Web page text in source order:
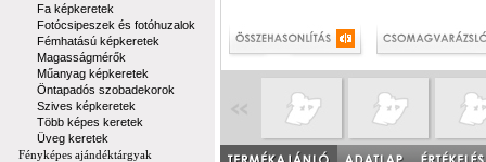
Fa képkeretek
Fotócsipeszek és fotóhuzalok
Fémhatású képkeretek
Magasságmérők
Műanyag képkeretek
Öntapadós szobadekorok
Szives képkeretek
Több képes keretek
Üveg keretek
Fényképes ajándéktárgyak